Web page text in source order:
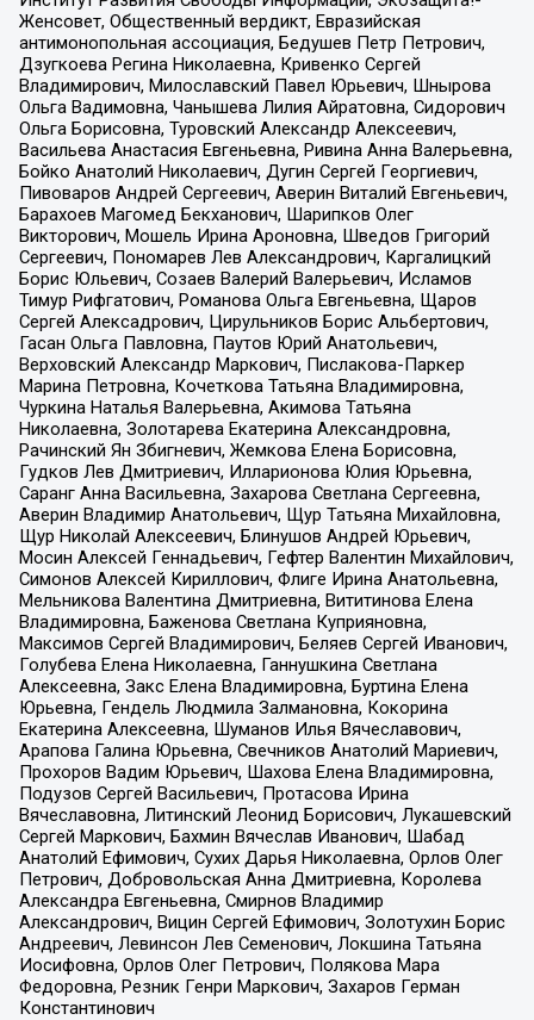
Женсовет, Общественный вердикт, Евразийская
антимонопольная ассоциация, Бедушев Петр Петрович,
Дзугкоева Регина Николаевна, Кривенко Сергей
Владимирович, Милославский Павел Юрьевич, Шнырова
Ольга Вадимовна, Чанышева Лилия Айратовна, Сидорович
Ольга Борисовна, Туровский Александр Алексеевич,
Васильева Анастасия Евгеньевна, Ривина Анна Валерьевна,
Бойко Анатолий Николаевич, Дугин Сергей Георгиевич,
Пивоваров Андрей Сергеевич, Аверин Виталий Евгеньевич,
Барахоев Магомед Бекханович, Шарипков Олег
Викторович, Мошель Ирина Ароновна, Шведов Григорий
Сергеевич, Пономарев Лев Александрович, Каргалицкий
Борис Юльевич, Созаев Валерий Валерьевич, Исламов
Тимур Рифгатович, Романова Ольга Евгеньевна, Щаров
Сергей Алексадрович, Цирульников Борис Альбертович,
Гасан Ольга Павловна, Паутов Юрий Анатольевич,
Верховский Александр Маркович, Пислакова-Паркер
Марина Петровна, Кочеткова Татьяна Владимировна,
Чуркина Наталья Валерьевна, Акимова Татьяна
Николаевна, Золотарева Екатерина Александровна,
Рачинский Ян Збигневич, Жемкова Елена Борисовна,
Гудков Лев Дмитриевич, Илларионова Юлия Юрьевна,
Саранг Анна Васильевна, Захарова Светлана Сергеевна,
Аверин Владимир Анатольевич, Щур Татьяна Михайловна,
Щур Николай Алексеевич, Блинушов Андрей Юрьевич,
Мосин Алексей Геннадьевич, Гефтер Валентин Михайлович,
Симонов Алексей Кириллович, Флиге Ирина Анатольевна,
Мельникова Валентина Дмитриевна, Вититинова Елена
Владимировна, Баженова Светлана Куприяновна,
Максимов Сергей Владимирович, Беляев Сергей Иванович,
Голубева Елена Николаевна, Ганнушкина Светлана
Алексеевна, Закс Елена Владимировна, Буртина Елена
Юрьевна, Гендель Людмила Залмановна, Кокорина
Екатерина Алексеевна, Шуманов Илья Вячеславович,
Арапова Галина Юрьевна, Свечников Анатолий Мариевич,
Прохоров Вадим Юрьевич, Шахова Елена Владимировна,
Подузов Сергей Васильевич, Протасова Ирина
Вячеславовна, Литинский Леонид Борисович, Лукашевский
Сергей Маркович, Бахмин Вячеслав Иванович, Шабад
Анатолий Ефимович, Сухих Дарья Николаевна, Орлов Олег
Петрович, Добровольская Анна Дмитриевна, Королева
Александра Евгеньевна, Смирнов Владимир
Александрович, Вицин Сергей Ефимович, Золотухин Борис
Андреевич, Левинсон Лев Семенович, Локшина Татьяна
Иосифовна, Орлов Олег Петрович, Полякова Мара
Федоровна, Резник Генри Маркович, Захаров Герман
Константинович